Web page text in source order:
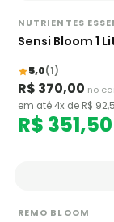
NUTRIENTES
Sensi Bloom 1
5,0(1)
R$ 370,00 no
em até 4x de R$
R$ 351,50
REMO BLOOM